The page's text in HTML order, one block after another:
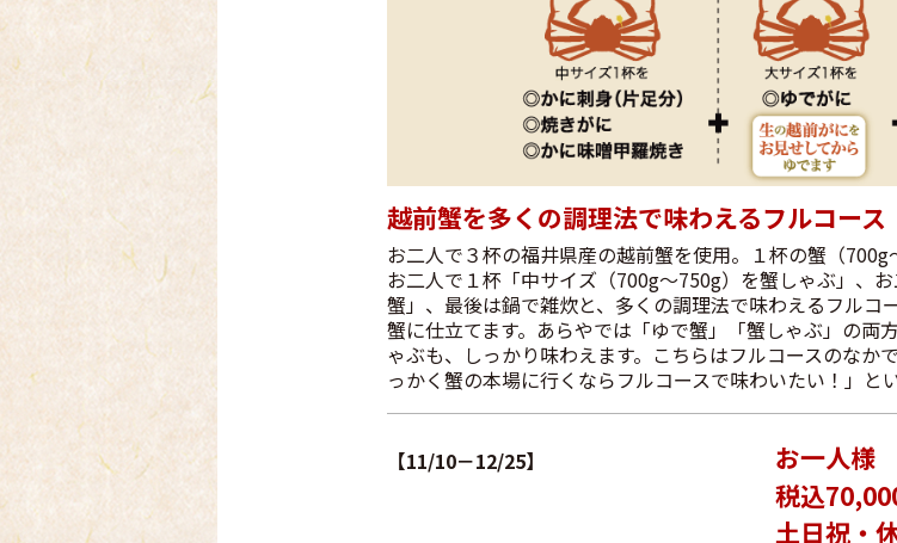
越前蟹を多くの調理法で味わえるフルコース
お二人で３杯の福井県産の越前蟹を使用。１杯の蟹（
お二人で１杯「中サイズ（700g～750g）を蟹しゃぶ」、
蟹」、最後は鍋で雑炊と、多くの調理法で味わえるフルコ
蟹に仕立てます。あらやでは「ゆで蟹」「蟹しゃぶ」の両
ゃぶも、しっかり味わえます。こちらはフルコースのなか
っかく蟹の本場に行くならフルコースで味わいたい！」と
【11/10－12/25】
お一人様
土日祝・
税込